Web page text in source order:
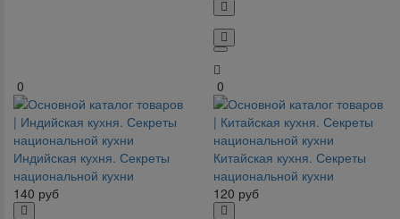
0
Индийская кухня. Секреты
национальной кухни
140 руб
0
Китайская кухня. Секреты
национальной кухни
120 руб